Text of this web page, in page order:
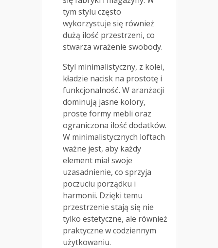
tym stylu często
wykorzystuje się również
dużą ilość przestrzeni, co
stwarza wrażenie swobody.
Styl minimalistyczny, z kolei,
kładzie nacisk na prostotę i
funkcjonalność. W aranżacji
dominują jasne kolory,
proste formy mebli oraz
ograniczona ilość dodatków.
W minimalistycznych loftach
ważne jest, aby każdy
element miał swoje
uzasadnienie, co sprzyja
poczuciu porządku i
harmonii. Dzięki temu
przestrzenie stają się nie
tylko estetyczne, ale również
praktyczne w codziennym
użytkowaniu.